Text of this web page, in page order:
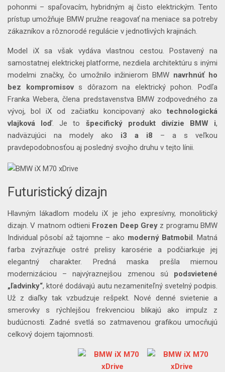
pohonmi – spaľovacím, hybridným aj čisto elektrickým. Tento
prístup umožňuje BMW pružne reagovať na meniace sa potreby
zákazníkov a rôznorodé regulácie v jednotlivých krajinách.
Model iX sa však vydáva vlastnou cestou. Postavený na
samostatnej elektrickej platforme, nezdiela architektúru s inými
modelmi značky, čo umožnilo inžinierom BMW navrhnúť ho
bez kompromisovs dôrazom na elektrický pohon. Podľa
Franka Webera, člena predstavenstva BMW zodpovedného za
vývoj, bol iX od začiatku koncipovaný ako technologická
vlajková loď. Je to špecifický produkt divízie BMW i,
nadväzujúci na modely ako i3 a i8 – a s veľkou
pravdepodobnosťou aj posledný svojho druhu v tejto línii.
Futuristický dizajn
Hlavným lákadlom modelu iX je jeho expresívny, monolitický
dizajn. V matnom odtieni Frozen Deep Grey z programu BMW
Individual pôsobí až tajomne – ako moderný Batmobil. Matná
farba zvýrazňuje ostré prelisy karosérie a podčiarkuje jej
elegantný charakter. Predná maska prešla miernou
modernizáciou – najvýraznejšou zmenou sú podsvietené
„ľadvinky“, ktoré dodávajú autu nezameniteľný svetelný podpis.
Už z diaľky tak vzbudzuje rešpekt. Nové denné svietenie a
smerovky s rýchlejšou frekvenciou blikajú ako impulz z
budúcnosti. Zadné svetlá so zatmavenou grafikou umocňujú
celkový dojem tajomnosti.